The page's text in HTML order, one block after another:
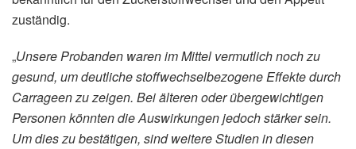
zuständig.
„Unsere Probanden waren im Mittel vermutlich noch zu
gesund, um deutliche stoffwechselbezogene Effekte durch
Carrageen zu zeigen. Bei älteren oder übergewichtigen
Personen könnten die Auswirkungen jedoch stärker sein.
Um dies zu bestätigen, sind weitere Studien in diesen